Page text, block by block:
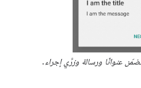
عنوانًا ورسالة وزرَّي إجراء.